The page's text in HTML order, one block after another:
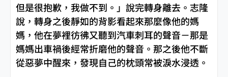
但是很抱歉，我做不到。」說完轉身離去。志隆
說，轉身之後靜如的背影看起來那麼像他的媽
媽，他在夢裡彷彿又聽到汽車刺耳的聲音－那是
媽媽出車禍後經常折磨他的聲音。那之後他不斷
從惡夢中醒來，發現自己的枕頭常被淚水浸透。